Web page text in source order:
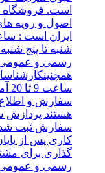
است. فروشگاه
اصول و رویه
ایران است :
شنبه تا پنج
رسمی و
سفارش و اطلاع
هستند پردازش
سفارش ثبت
کاری پس از
گذاری برای
رسمی و عمومی